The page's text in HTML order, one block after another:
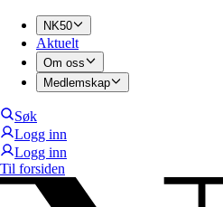
NK50
Aktuelt
Om oss
Medlemskap
Søk
Logg inn
Logg inn
Til forsiden